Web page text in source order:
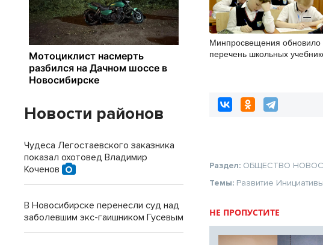
Минпросвещения обновило
перечень школьных
Раздел: ОБЩЕСТВО
Темы: Развитие Инициативы
НЕ ПРОПУСТИТЕ
Новости районов
Чудеса Легостаевского заказника
показал охотовед Владимир
Коченов
В Новосибирске перенесли суд над
заболевшим экс-гаишником Гусевым